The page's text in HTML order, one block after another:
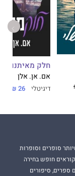
חלק מאיתנו
אם. אן. אלן
דיגיטלי 26 ₪
סופרים וסופרות
חופש בחירה
ספרים, סיפורים